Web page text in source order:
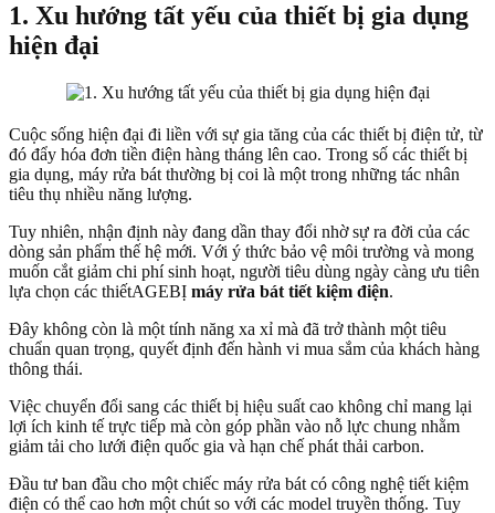
1. Xu hướng tất yếu của thiết bị gia dụng
hiện đại
Cuộc sống hiện đại đi liền với sự gia tăng của các thiết bị điện tử, từ
đó đẩy hóa đơn tiền điện hàng tháng lên cao. Trong số các thiết bị
gia dụng, máy rửa bát thường bị coi là một trong những tác nhân
tiêu thụ nhiều năng lượng.
Tuy nhiên, nhận định này đang dần thay đổi nhờ sự ra đời của các
dòng sản phẩm thế hệ mới. Với ý thức bảo vệ môi trường và mong
muốn cắt giảm chi phí sinh hoạt, người tiêu dùng ngày càng ưu tiên
lựa chọn các thiếtAGEBỊ máy rửa bát tiết kiệm điện.
Đây không còn là một tính năng xa xỉ mà đã trở thành một tiêu
chuẩn quan trọng, quyết định đến hành vi mua sắm của khách hàng
thông thái.
Việc chuyển đổi sang các thiết bị hiệu suất cao không chỉ mang lại
lợi ích kinh tế trực tiếp mà còn góp phần vào nỗ lực chung nhằm
giảm tải cho lưới điện quốc gia và hạn chế phát thải carbon.
Đầu tư ban đầu cho một chiếc máy rửa bát có công nghệ tiết kiệm
điện có thể cao hơn một chút so với các model truyền thống. Tuy